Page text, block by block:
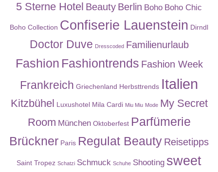
5 Sterne Hotel Beauty Berlin Boho Boho Chic
Boho Collection Confiserie Lauenstein Dirndl
Doctor Duve Dresscoded Familienurlaub
Fashion Fashiontrends Fashion Week
Frankreich Griechenland Herbsttrends Italien
Kitzbühel Luxushotel Mila Cardi Miu Miu Mode My Secret
Room München Oktoberfest Parfümerie
Brückner Paris Regulat Beauty Reisetipps
Saint Tropez Schatzi Schmuck Schuhe Shooting sweet